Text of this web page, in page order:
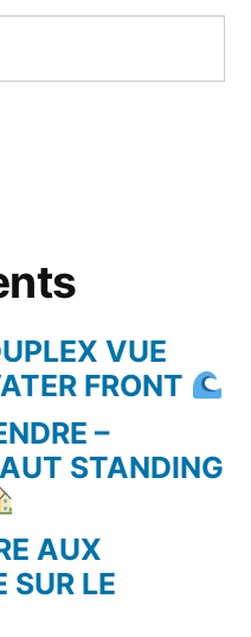
VUE
FRONT
–
STANDING
AUX
SUR LE